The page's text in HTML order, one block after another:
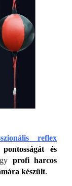
reflex
és
profi harcos
készült.